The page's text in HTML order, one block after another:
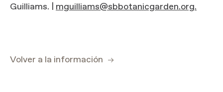
Guilliams. | mguilliams@sbbotanicgarden.org.
Volver a la información